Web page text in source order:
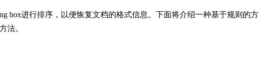
box进行排序，以便恢复文档的格式信息。下面将介绍一种基于规则的方
法。